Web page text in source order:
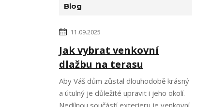
Blog
11.09.2025
Jak vybrat venkovní
dlažbu na terasu
Aby Váš dům zůstal dlouhodobě krásný
a útulný je důležité upravit i jeho okolí.
Nedílnou součástí exterieru je venkovní